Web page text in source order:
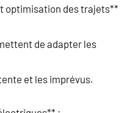
optimisation des trajets**
de adapter les
et les imprévus.